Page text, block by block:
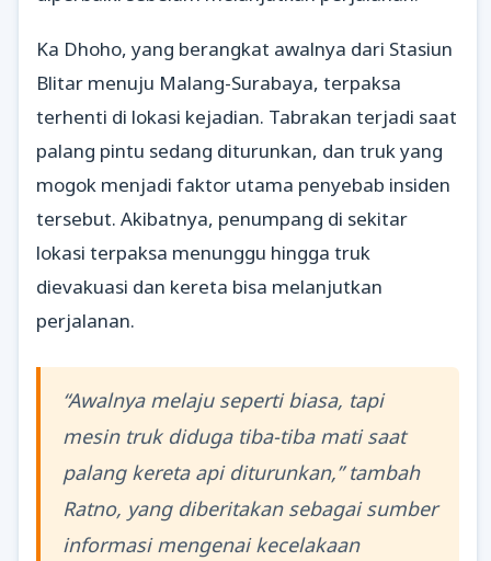
Ka Dhoho, yang berangkat awalnya dari Stasiun
Blitar menuju Malang-Surabaya, terpaksa
terhenti di lokasi kejadian. Tabrakan terjadi saat
palang pintu sedang diturunkan, dan truk yang
mogok menjadi faktor utama penyebab insiden
tersebut. Akibatnya, penumpang di sekitar
lokasi terpaksa menunggu hingga truk
dievakuasi dan kereta bisa melanjutkan
perjalanan.
“Awalnya melaju seperti biasa, tapi
mesin truk diduga tiba-tiba mati saat
palang kereta api diturunkan,” tambah
Ratno, yang diberitakan sebagai sumber
informasi mengenai kecelakaan